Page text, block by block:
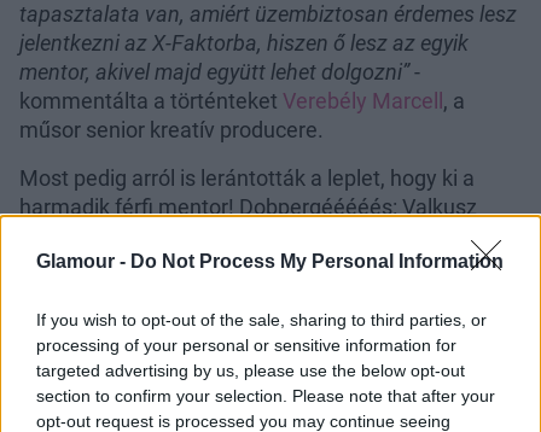
Glamour - Do Not Process My Personal Information
If you wish to opt-out of the sale, sharing to third parties, or
processing of your personal or sensitive information for
targeted advertising by us, please use the below opt-out
section to confirm your selection. Please note that after your
opt-out request is processed you may continue seeing
tapasztalata van, amiért üzembiztosan érdemes lesz
jelentkezni az X-Faktorba, hiszen ő lesz az egyik
mentor, akivel majd együtt lehet dolgozni”-
kommentálta a történteket Verebély Marcell , a
műsor senior kreatív producere.
Most pedig arról is lerántották a leplet, hogy ki a
harmadik férfi mentor! Dobpergééééés: Valkusz